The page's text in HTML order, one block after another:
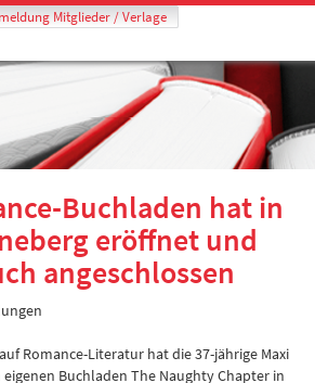
Mitglieder / Verlage
Buchladen hat in
eröffnet und
angeschlossen
Romance-Literatur hat die 37-jährige Maxi
eigenen Buchladen The Naughty Chapter in